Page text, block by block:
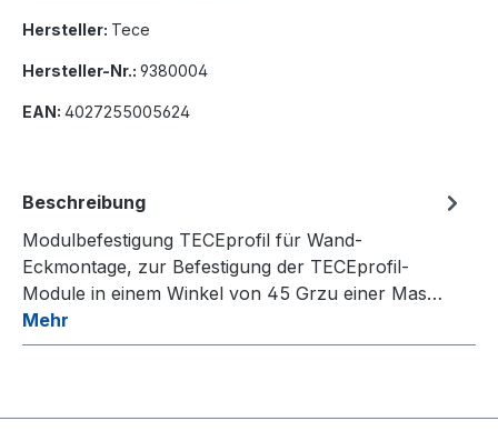
Hersteller: Tece
Hersteller-Nr.: 9380004
EAN: 4027255005624
Beschreibung
Modulbefestigung TECEprofil für Wand-
Eckmontage, zur Befestigung der TECEprofil-
Module in einem Winkel von 45 Grzu einer Mas…
Mehr